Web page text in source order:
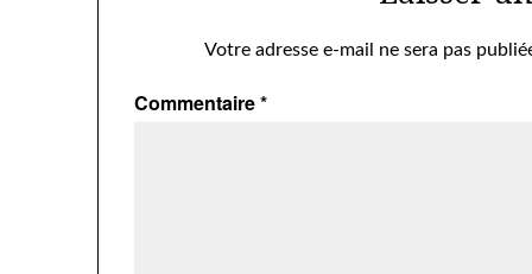
Votre adresse e-mail ne sera pas
Commentaire*